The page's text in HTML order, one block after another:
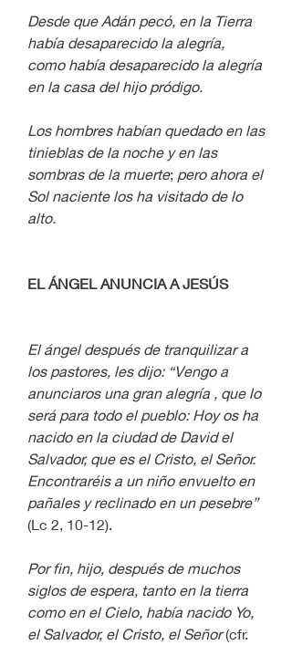
Desde que Adán pecó, en la Tierra
había desaparecido la alegría,
como había desaparecido la alegría
en la casa del hijo pródigo.
Los hombres habían quedado en las
tinieblas de la noche y en las
sombras de la muerte; pero ahora el
Sol naciente los ha visitado de lo
alto.
EL ÁNGEL ANUNCIA A JESÚS
El ángel después de tranquilizar a
los pastores, les dijo: “Vengo a
anunciaros una gran alegría , que lo
será para todo el pueblo: Hoy os ha
nacido en la ciudad de David el
Salvador, que es el Cristo, el Señor.
Encontraréis a un niño envuelto en
pañales y reclinado en un pesebre”
(Lc 2, 10-12).
Por fin, hijo, después de muchos
siglos de espera, tanto en la tierra
como en el Cielo, había nacido Yo,
el Salvador, el Cristo, el Señor (cfr.